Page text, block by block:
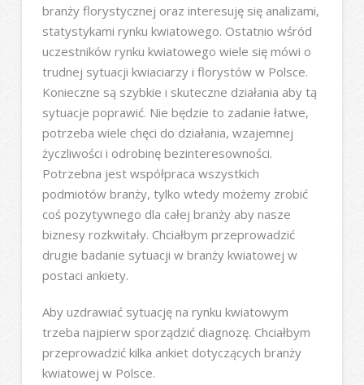
branży florystycznej oraz interesuję się analizami,
statystykami rynku kwiatowego. Ostatnio wśród
uczestników rynku kwiatowego wiele się mówi o
trudnej sytuacji kwiaciarzy i florystów w Polsce.
Konieczne są szybkie i skuteczne działania aby tą
sytuacje poprawić. Nie będzie to zadanie łatwe,
potrzeba wiele chęci do działania, wzajemnej
życzliwości i odrobinę bezinteresowności.
Potrzebna jest współpraca wszystkich
podmiotów branży, tylko wtedy możemy zrobić
coś pozytywnego dla całej branży aby nasze
biznesy rozkwitały. Chciałbym przeprowadzić
drugie badanie sytuacji w branży kwiatowej w
postaci ankiety.
Aby uzdrawiać sytuację na rynku kwiatowym
trzeba najpierw sporządzić diagnozę. Chciałbym
przeprowadzić kilka ankiet dotyczących branży
kwiatowej w Polsce.